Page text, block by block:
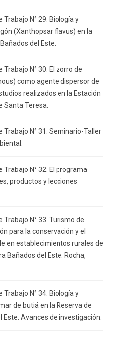
N° 29. Biología y
(Xanthopsar flavus) en la
del Este.
N° 30. El zorro de
como agente dispersor de
realizados en la Estación
Santa Teresa.
Trabajo N° 31. Seminario-Taller
Trabajo N° 32. El programa
productos y lecciones
Trabajo N° 33. Turismo de
para la conservación y el
en establecimientos rurales de
Bañados del Este. Rocha,
N° 34. Biología y
de butiá en la Reserva de
Este. Avances de investigación.